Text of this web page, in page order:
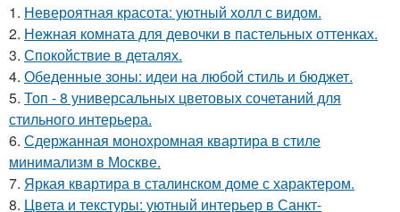
1. Невероятная красота: уютный холл с видом.
2. Нежная комната для девочки в пастельных оттенках.
3. Спокойствие в деталях.
4. Обеденные зоны: идеи на любой стиль и бюджет.
5. Топ - 8 универсальных цветовых сочетаний для
стильного интерьера.
6. Сдержанная монохромная квартира в стиле
минимализм в Москве.
7. Яркая квартира в сталинском доме с характером.
8. Цвета и текстуры: уютный интерьер в Санкт-